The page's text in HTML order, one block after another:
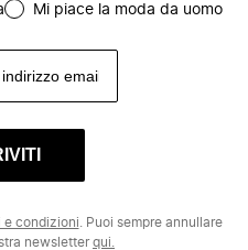
Mi piace la moda da uomo
e condizioni . Puoi sempre annullare
newsletterqui.